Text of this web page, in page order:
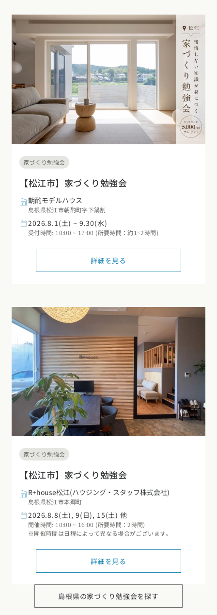
家づくり勉強会
【松江市】家づくり勉強会
朝酌モデルハウス
島根県松江市朝酌町字下鍋割
2026.8.1(土) ~ 9.30(水)
受付時間: 10:00 ~ 17:00 (所要時間：約1~2時間)
詳細を見る
家づくり勉強会
【松江市】家づくり勉強会
R+house松江(ハウジング・スタッフ株式会社)
島根県松江市本郷町
2026.8.8(土), 9(日), 15(土) 他
開催時間: 10:00 ~ 16:00 (所要時間：2時間)
※開催時間は日程によって異なる場合がございます。
詳細を見る
島根県の家づくり勉強会を探す
請求 イベント検索